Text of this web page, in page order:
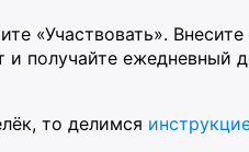
«Участвовать». Внесите
и получайте ежедневный
то делимся